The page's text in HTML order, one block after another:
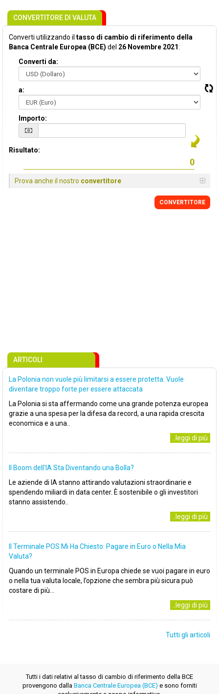
CONVERTITORE DI VALUTA
Converti utilizzando il tasso di cambio di riferimento della
Banca Centrale Europea (BCE) del 26 Novembre 2021:
Converti da:
a:
Importo:
Risultato:
Prova anche il nostro convertitore
CONVERTITORE
ARTICOLI
La Polonia non vuole più limitarsi a essere protetta. Vuole
diventare troppo forte per essere attaccata
La Polonia si sta affermando come una grande potenza europea
grazie a una spesa per la difesa da record, a una rapida crescita
economica e a una..
..leggi di più
Il Boom dell'IA Sta Diventando una Bolla?
Le aziende di IA stanno attirando valutazioni straordinarie e
spendendo miliardi in data center. È sostenibile o gli investitori
stanno assistendo..
..leggi di più
Il Terminale POS Mi Ha Chiesto: Pagare in Euro o Nella Mia
Valuta?
Quando un terminale POS in Europa chiede se vuoi pagare in euro
o nella tua valuta locale, l’opzione che sembra più sicura può
costare di più...
..leggi di più
Tutti gli articoli
Tutti i dati relativi al tasso di cambio di riferimento della BCE
provengono dalla Banca Centrale Europea (BCE) e sono forniti